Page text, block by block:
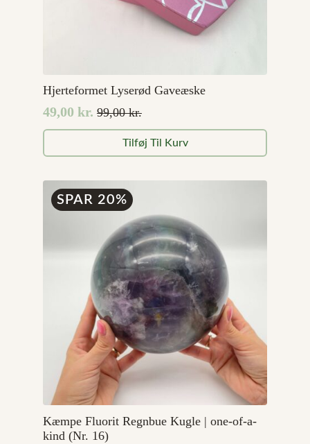
Hjerteformet Lyserød Gaveæske
99,00kr.
Den
oprindelige
pris
99,00 kr..
49,00 kr.
Den
aktuelle
pris
49,00 kr..
Tilføj Til Kurv
SPAR 20%
Kæmpe Fluorit Regnbue Kugle | one-of-a-
kind (Nr. 16)